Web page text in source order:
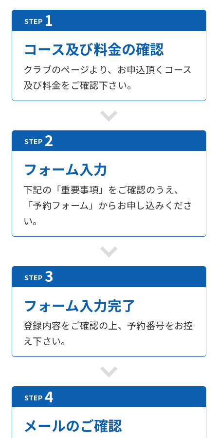
コース及び料金の確認
クラブのページより、お申込頂くコース
及び料金をご確認下さい。
フォーム入力
下記の「重要事項」をご確認のうえ、
「予約フォーム」からお申し込みくださ
い。
フォーム入力完了
登録内容をご確認の上、予約番号をお控
え下さい。
メールのご確認